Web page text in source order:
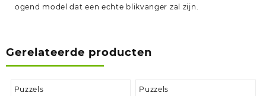
ogend model dat een echte blikvanger zal zijn.
Gerelateerde producten
Puzzels Puzzels